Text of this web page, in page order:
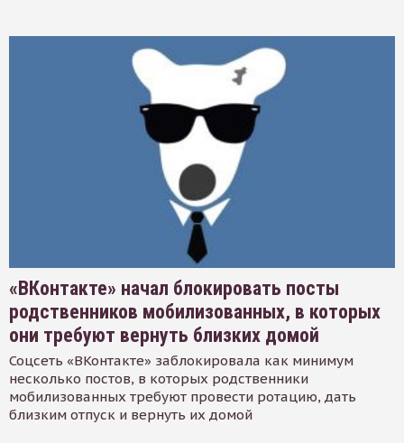
«ВКонтакте» начал блокировать посты
родственников мобилизованных, в которых
они требуют вернуть близких домой
Соцсеть «ВКонтакте» заблокировала как минимум
несколько постов, в которых родственники
мобилизованных требуют провести ротацию, дать
близким отпуск и вернуть их домой